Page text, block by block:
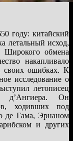
году: китайский
летальный исход,
Широкого обмена
накапливало
своих ошибках. К
исследование о
летописец
д’Ангиера. Он
ходивших под
де Гама, Эрнаном
и других